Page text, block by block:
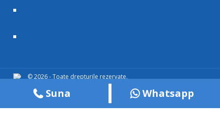
© 2026 - Toate drepturile rezervate.
Termeni si Conditii
Suna Whatsapp